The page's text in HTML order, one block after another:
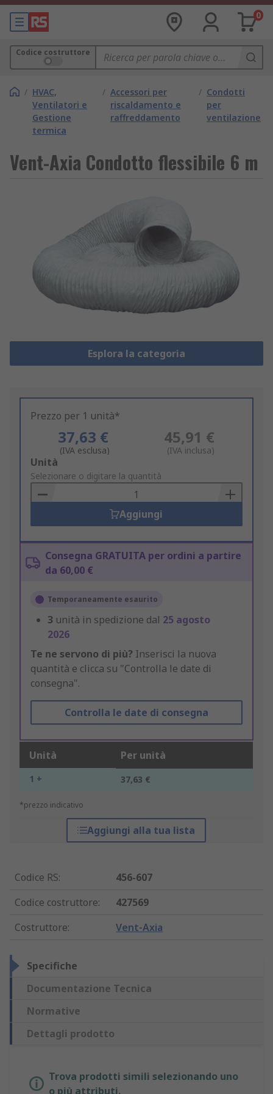
0
Codice costruttore
/ HVAC,
Ventilatori e
Gestione
termica
/ Accessori per
riscaldamento e
raffreddamento
/ Condotti
per
ventilazione
Vent-Axia Condotto flessibile 6 m
Esplora la categoria
Prezzo per 1 unità*
37,63 €
(IVA esclusa)
45,91 €
(IVA inclusa)
Add
to
Basket
Unità
Selezionare o digitare la quantità
Aggiungi
Consegna GRATUITA per ordini a partire
da 60,00 €
Temporaneamente esaurito
3 unità in spedizione dal 25 agosto
2026
Te ne servono di più? Inserisci la nuova
quantità e clicca su "Controlla le date di
consegna".
Controlla le date di consegna
Unità Per unità
1 + 37,63 €
*prezzo indicativo
Aggiungi alla tua lista
Codice RS:
456-607
Codice costruttore:
427569
Costruttore: Vent-Axia
Specifiche
Documentazione Tecnica
Normative
Dettagli prodotto
Trova prodotti simili selezionando uno
o più attributi.